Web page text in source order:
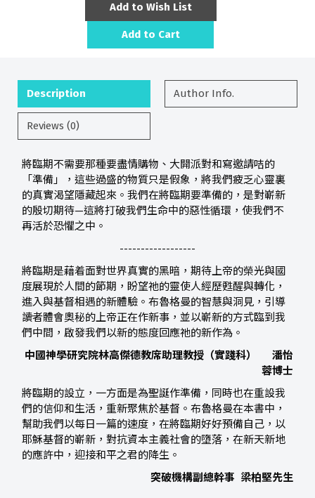
Add to Wish List
Add to Cart
Description Author Info.
Reviews (0)
將臨期不需要那種要盡情購物、大開派對和寫邀請咭的
「準備」，這些過盛的物質只是假象，將我們疲乏心靈裏
的真實渴望隱藏起來。我們在將臨期要準備的，是對嶄新
的殷切期待—這將打破我們生命中的惡性循環，使我們不
再活於恐懼之中。
------------------
將臨期是藉着面對世界真實的黑暗，期待上帝的榮光與國
度展現於人間的節期，盼望祂的靈使人經歷甦醒與轉化，
進入與基督相遇的新體驗。布魯格曼的智慧與洞見，引導
讀者體會奧秘的上帝正在作新事，並以嶄新的方式臨到我
們中間，啟發我們以新的態度回應祂的新作為。
中國神學研究院林高傑德教席助理教授（實踐科）
潘怡
蓉博士
將臨期的設立，一方面是為聖誕作準備，同時也在重設我
們的信仰和生活，重新聚焦於基督。布魯格曼在本書中，
幫助我們以每日一篇的速度，在將臨期好好預備自己，以
耶穌基督的嶄新，對抗資本主義社會的墮落，在新天新地
的應許中，迎接和平之君的降生。
突破機構副總幹事 梁柏堅先生